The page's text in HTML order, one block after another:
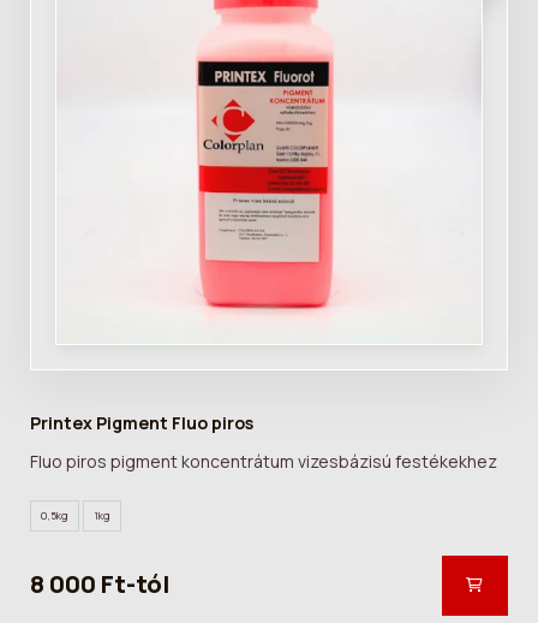
Printex Pigment Fluo piros
Fluo piros pigment koncentrátum vizesbázisú festékekhez
0,5kg 1kg
8 000 Ft-tól